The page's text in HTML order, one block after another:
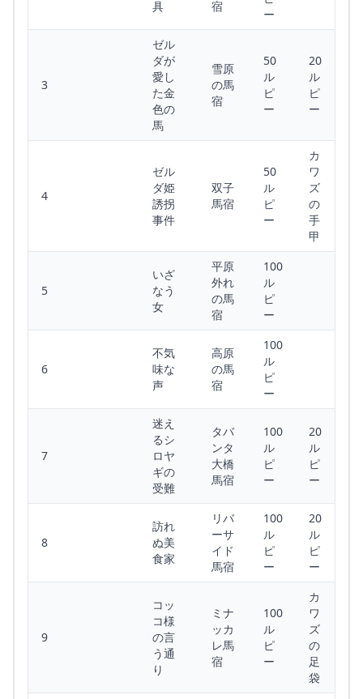
具
宿
ー
3
ゼル
ダが
愛し
た金
色の
馬
雪原
の馬
宿
50
ル
ピ
ー
20
ル
ピ
ー
4
ゼル
ダ姫
誘拐
事件
双子
馬宿
50
ル
ピ
ー
カ
ワ
ズ
の
手
甲
5
いざ
なう
女
平原
外れ
の馬
宿
100
ル
ピ
ー
6
不気
味な
声
高原
の馬
宿
100
ル
ピ
ー
7
迷え
るシ
ロヤ
ギの
受難
タバ
ンタ
大橋
馬宿
100
ル
ピ
ー
20
ル
ピ
ー
8
訪れ
ぬ美
食家
リバ
ーサ
イド
馬宿
100
ル
ピ
ー
20
ル
ピ
ー
9
コッ
コ様
の言
う通
り
ミナ
ッカ
レ馬
宿
100
ル
ピ
ー
カ
ワ
ズ
の
足
袋